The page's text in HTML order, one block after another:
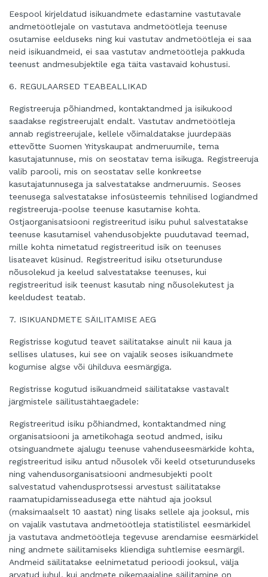
Eespool kirjeldatud isikuandmete edastamine vastutavale
andmetöötlejale on vastutava andmetöötleja teenuse
osutamise eelduseks ning kui vastutav andmetöötleja ei saa
neid isikuandmeid, ei saa vastutav andmetöötleja pakkuda
teenust andmesubjektile ega täita vastavaid kohustusi.
6. REGULAARSED TEABEALLIKAD
Registreeruja põhiandmed, kontaktandmed ja isikukood
saadakse registreerujalt endalt. Vastutav andmetöötleja
annab registreerujale, kellele võimaldatakse juurdepääs
ettevõtte Suomen Yrityskaupat andmeruumile, tema
kasutajatunnuse, mis on seostatav tema isikuga. Registreeruja
valib parooli, mis on seostatav selle konkreetse
kasutajatunnusega ja salvestatakse andmeruumis. Seoses
teenusega salvestatakse infosüsteemis tehnilised logiandmed
registreeruja-poolse teenuse kasutamise kohta.
Ostjaorganisatsiooni registreeritud isiku puhul salvestatakse
teenuse kasutamisel vahendusobjekte puudutavad teemad,
mille kohta nimetatud registreeritud isik on teenuses
lisateavet küsinud. Registreeritud isiku otseturunduse
nõusolekud ja keelud salvestatakse teenuses, kui
registreeritud isik teenust kasutab ning nõusolekutest ja
keeldudest teatab.
7. ISIKUANDMETE SÄILITAMISE AEG
Registrisse kogutud teavet säilitatakse ainult nii kaua ja
sellises ulatuses, kui see on vajalik seoses isikuandmete
kogumise algse või ühilduva eesmärgiga.
Registrisse kogutud isikuandmeid säilitatakse vastavalt
järgmistele säilitustähtaegadele:
Registreeritud isiku põhiandmed, kontaktandmed ning
organisatsiooni ja ametikohaga seotud andmed, isiku
otsinguandmete ajalugu teenuse vahenduseesmärkide kohta,
registreeritud isiku antud nõusolek või keeld otseturunduseks
ning vahendusorganisatsiooni andmesubjekti poolt
salvestatud vahendusprotsessi arvestust säilitatakse
raamatupidamisseadusega ette nähtud aja jooksul
(maksimaalselt 10 aastat) ning lisaks sellele aja jooksul, mis
on vajalik vastutava andmetöötleja statistilistel eesmärkidel
ja vastutava andmetöötleja tegevuse arendamise eesmärkidel
ning andmete säilitamiseks kliendiga suhtlemise eesmärgil.
Andmeid säilitatakse eelnimetatud perioodi jooksul, välja
arvatud juhul, kui andmete pikemaajaline säilitamine on